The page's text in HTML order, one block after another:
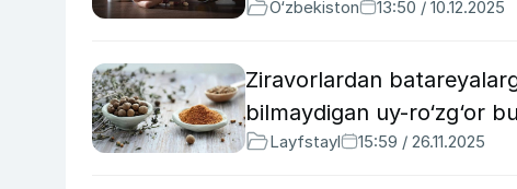
O‘zbekiston 13:50 / 10.12.2025
Ziravorlardan
bilmaydigan uy-ro‘zg‘or
Layfstayl 15:59 / 26.11.2025